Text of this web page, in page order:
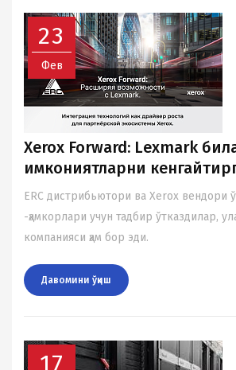
23
Фев
Xerox Forward: Lexmark
имкониятларни
ERC дистрибьютори ва Xerox вендори
-ҳамкорлари учун тадбир ўтказдилар,
компанияси ҳам бор эди.
Давомини ўқиш
17